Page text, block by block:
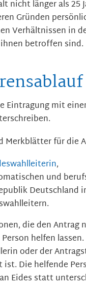
nicht länger als 25
Gründen
Verhältnissen in
betroffen sind.
Eintragung mit
Merkblätter für die
in,
und
Deutschland
die den
helfen
oder der
Die helfende
Eides statt